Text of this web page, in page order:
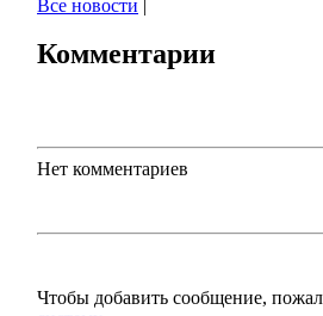
Все новости |
Комментарии
Нет комментариев
Чтобы добавить сообщение,